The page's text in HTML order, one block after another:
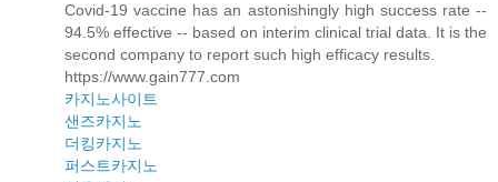
Covid-19 vaccine has an astonishingly high success rate --
94.5% effective -- based on interim clinical trial data. It is the
second company to report such high efficacy results.
https://www.gain777.com
카지노사이트
샌즈카지노
더킹카지노
퍼스트카지노